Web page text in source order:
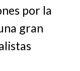
por la
gran